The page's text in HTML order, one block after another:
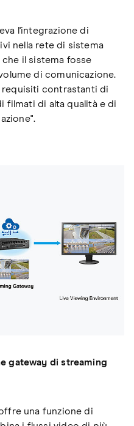
l'integrazione di
nella rete di sistema
il sistema fosse
di comunicazione.
contrastanti di
filmati di alta qualità e di
gateway di streaming
offre una funzione di